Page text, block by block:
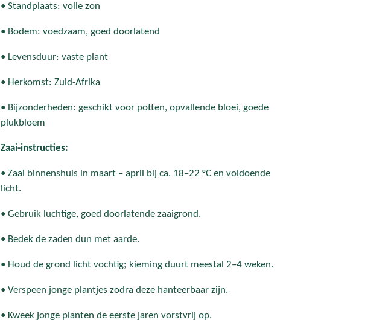
• Standplaats: volle zon
• Bodem: voedzaam, goed doorlatend
• Levensduur: vaste plant
• Herkomst: Zuid-Afrika
• Bijzonderheden: geschikt voor potten, opvallende bloei, goede
plukbloem
Zaai-instructies:
• Zaai binnenshuis in maart – april bij ca. 18–22 °C en voldoende
licht.
• Gebruik luchtige, goed doorlatende zaaigrond.
• Bedek de zaden dun met aarde.
• Houd de grond licht vochtig; kieming duurt meestal 2–4 weken.
• Verspeen jonge plantjes zodra deze hanteerbaar zijn.
• Kweek jonge planten de eerste jaren vorstvrij op.